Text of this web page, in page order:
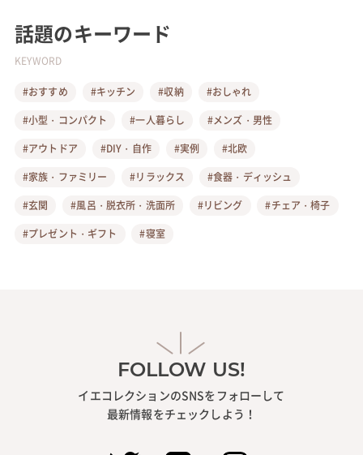
話題のキーワード
KEYWORD
#おすすめ #キッチン #収納
#おしゃれ
#小型・コンパクト
#一人暮らし
#メンズ・男性
#アウトドア
#DIY・自作 #実例
#北欧
#家族・ファミリー
#リラックス
#食器・ディッシュ
#玄関
#風呂・脱衣所・洗面所 #リビング
#チェア・椅子
#プレゼント・ギフト
#寝室
FOLLOW US!
イエコレクションのSNSをフォローして
最新情報をチェックしよう！